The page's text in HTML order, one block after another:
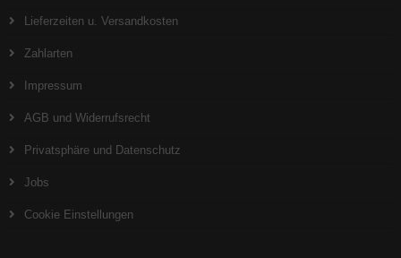
Lieferzeiten u. Versandkosten
Zahlarten
Impressum
AGB und Widerrufsrecht
Privatsphäre und Datenschutz
Jobs
Cookie Einstellungen